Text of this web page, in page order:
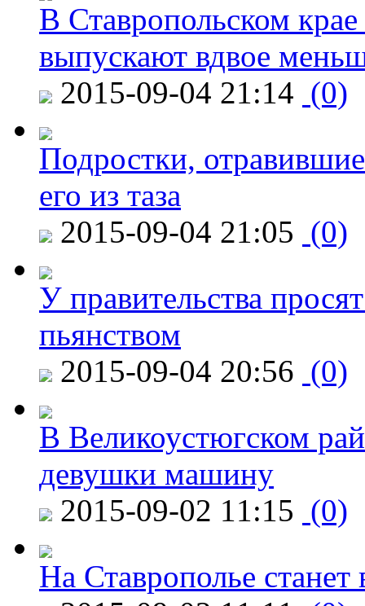
В Ставропольском
выпускают вдвое
2015-09-04 21:14 (0)
Подростки,
его из таза
2015-09-04 21:05 (0)
У правительства
пьянством
2015-09-04 20:56 (0)
В Великоустюгском
девушки машину
2015-09-02 11:15 (0)
На Ставрополье